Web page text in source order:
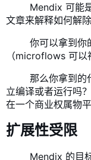
Mendix 可能是
文章来解释如何解
你可以拿到你的
（microflows 可以
那么你拿到的代
立编译或者运行吗
在一个商业权属物
扩展性受限
Mendix 的目标